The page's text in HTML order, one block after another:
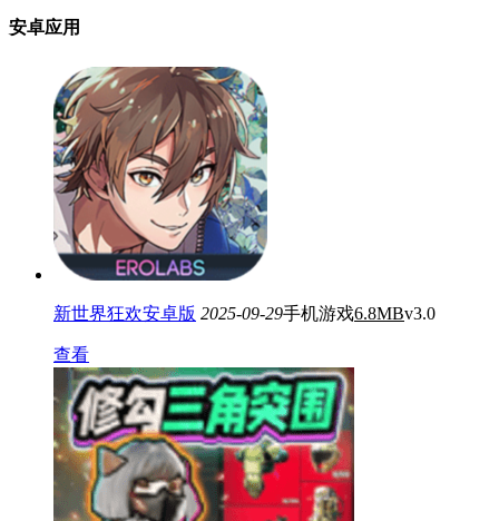
安卓应用
新世界狂欢安卓版 2025-09-29手机游戏6.8MBv3.0
查看